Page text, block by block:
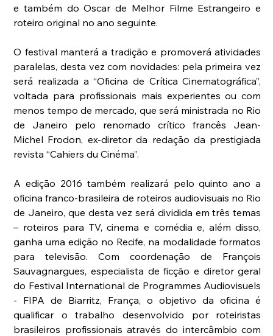
e também do Oscar de Melhor Filme Estrangeiro e
roteiro original no ano seguinte.
O festival manterá a tradição e promoverá atividades
paralelas, desta vez com novidades: pela primeira vez
será realizada a “Oficina de Crítica Cinematográfica”,
voltada para profissionais mais experientes ou com
menos tempo de mercado, que será ministrada no Rio
de Janeiro pelo renomado crítico francês Jean-
Michel Frodon, ex-diretor da redação da prestigiada
revista “Cahiers du Cinéma”.
A edição 2016 também realizará pelo quinto ano a
oficina franco-brasileira de roteiros audiovisuais no Rio
de Janeiro, que desta vez será dividida em três temas
– roteiros para TV, cinema e comédia e, além disso,
ganha uma edição no Recife, na modalidade formatos
para televisão. Com coordenação de François
Sauvagnargues, especialista de ficção e diretor geral
do Festival International de Programmes Audiovisuels
- FIPA de Biarritz, França, o objetivo da oficina é
qualificar o trabalho desenvolvido por roteiristas
brasileiros profissionais através do intercâmbio com